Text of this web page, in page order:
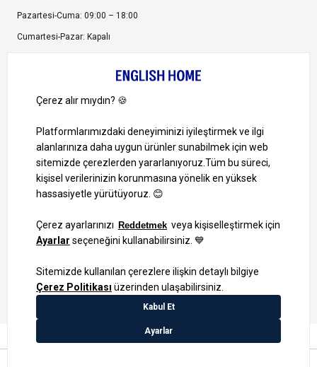
Pazartesi-Cuma: 09:00 – 18:00
Cumartesi-Pazar: Kapalı
Ayrıcalıklardan yararlanmak için uygulamamızı indirin.
1000 TL ve Üzeri Alışverişlerinizde Kargo Bedava!
Bilgi Toplum Hizmetleri
KVKK Veri İşleme Politikamız